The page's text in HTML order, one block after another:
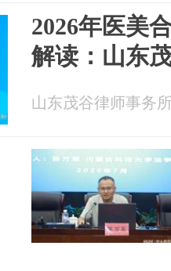
2026年医美
解读：山东
山东茂谷律师事务